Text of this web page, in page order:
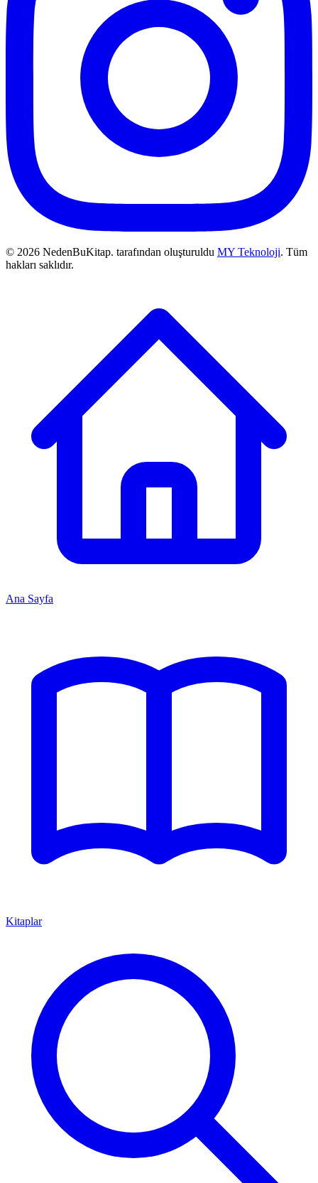
© 2026 NedenBuKitap. tarafından oluşturuldu MY Teknoloji. Tüm
hakları saklıdır.
Ana Sayfa
Kitaplar